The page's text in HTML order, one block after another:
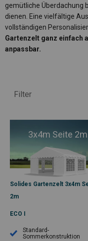
gemütliche Überdachung
dienen. Eine vielfältige
vollständigen
Gartenzelt ganz einfach
anpassbar.
Filter
3x4m Seite 2m
Solides Gartenzelt 3x4m
2m
ECO I
Standard-
Sommerkonstruktion